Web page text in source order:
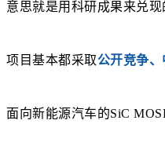
意思就是用科研成果来兑
项目基本都采取公开竞争
面向新能源汽车的SiC